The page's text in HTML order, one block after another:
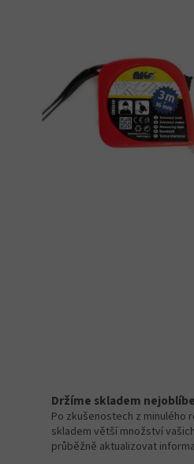
Držíme skladem
Po zkušenostech z minulého
skladem větší množství
průběžně aktualizovat